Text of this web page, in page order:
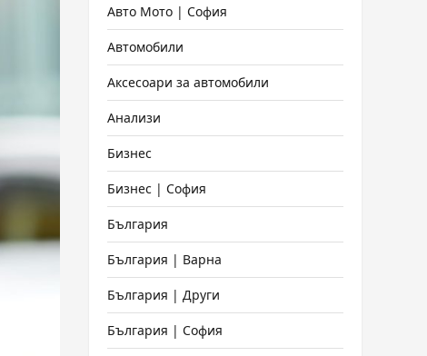
Авто Мото | София
Автомобили
Аксесоари за автомобили
Анализи
Бизнес
Бизнес | София
България
България | Варна
България | Други
България | София